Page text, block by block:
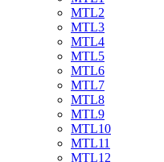
MTL2
MTL3
MTL4
MTL5
MTL6
MTL7
MTL8
MTL9
MTL10
MTL11
MTL12